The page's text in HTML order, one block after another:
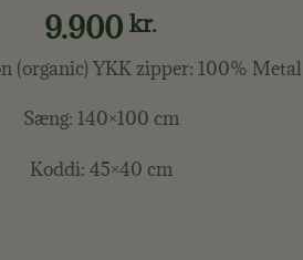
9.900 kr.
(organic) YKK zipper: 100% Metal
Sæng: 140×100 cm
Koddi: 45×40 cm